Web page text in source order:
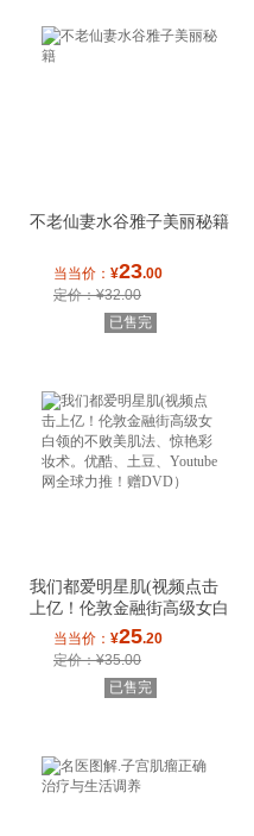
不老仙妻水谷雅子美丽秘籍
当当价： ¥23.00
定价：¥32.00
已售完
我们都爱明星肌(视频点击
上亿！伦敦金融街高级女白
领的不败美肌
当当价： ¥25.20
定价：¥35.00
已售完